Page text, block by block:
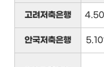
고려저축은행
안국저축은행